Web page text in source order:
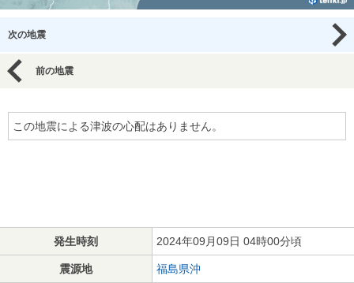
次の地震
前の地震
この地震による津波の心配はありません。
発生時刻 2024年09月09日 04時00分頃
震源地 福島県沖